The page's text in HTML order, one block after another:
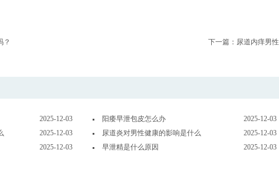
？ 下一篇： 尿道内痒男性
2025-12-03 阳痿早泄包皮怎么办
2025-12-03
2025-12-03 尿道炎对男性健康的影响是什么
2025-12-03
2025-12-03 早泄精是什么原因 2025-12-03